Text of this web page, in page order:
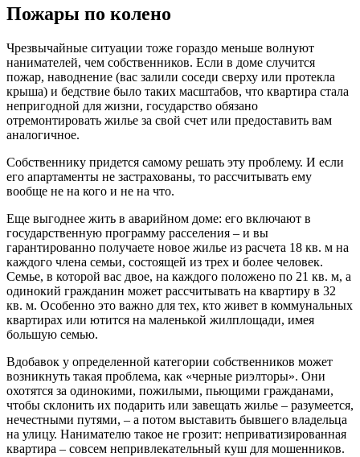
Пожары по колено
Чрезвычайные ситуации тоже гораздо меньше волнуют
нанимателей, чем собственников. Если в доме случится
пожар, наводнение (вас залили соседи сверху или протекла
крыша) и бедствие было таких масштабов, что квартира стала
непригодной для жизни, государство обязано
отремонтировать жилье за свой счет или предоставить вам
аналогичное.
Собственнику придется самому решать эту проблему. И если
его апартаменты не застрахованы, то рассчитывать ему
вообще не на кого и не на что.
Еще выгоднее жить в аварийном доме: его включают в
государственную программу расселения – и вы
гарантированно получаете новое жилье из расчета 18 кв. м на
каждого члена семьи, состоящей из трех и более человек.
Семье, в которой вас двое, на каждого положено по 21 кв. м, а
одинокий гражданин может рассчитывать на квартиру в 32
кв. м. Особенно это важно для тех, кто живет в коммунальных
квартирах или ютится на маленькой жилплощади, имея
большую семью.
Вдобавок у определенной категории собственников может
возникнуть такая проблема, как «черные риэлторы». Они
охотятся за одинокими, пожилыми, пьющими гражданами,
чтобы склонить их подарить или завещать жилье – разумеется,
нечестными путями, – а потом выставить бывшего владельца
на улицу. Нанимателю такое не грозит: неприватизированная
квартира – совсем непривлекательный куш для мошенников.